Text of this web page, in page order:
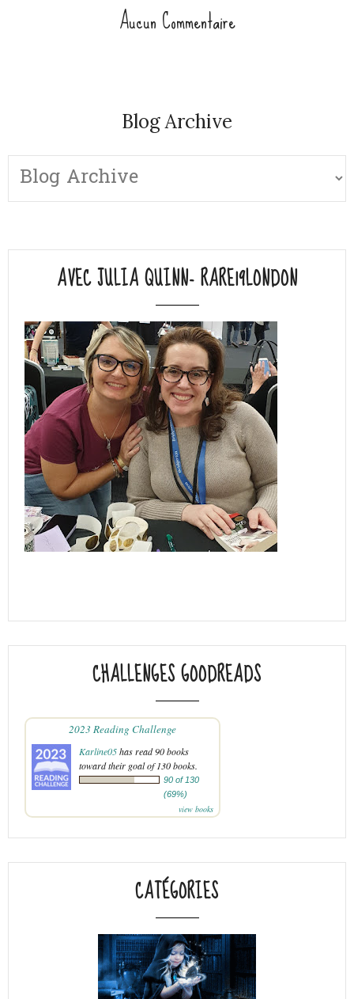
Aucun Commentaire
Blog Archive
AVEC JULIA QUINN- RARE19LONDON
CHALLENGES GOODREADS
2023 Reading Challenge
Karline05has read 90 books
toward their goal of 130 books.
90 of 130
(69%)
view books
CATÉGORIES